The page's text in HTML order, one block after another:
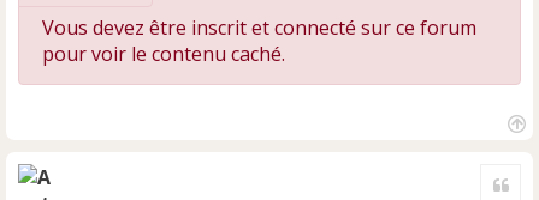
Vous devez être inscrit et connecté sur ce forum
pour voir le contenu caché.